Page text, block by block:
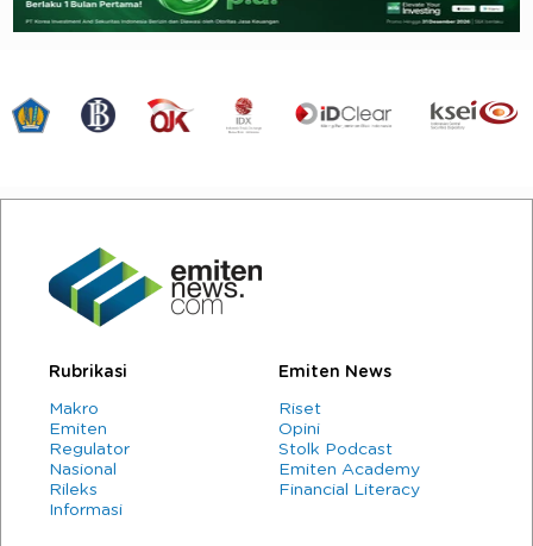
Rubrikasi
Makro
Emiten
Regulator
Nasional
Rileks
Informasi
Emiten News
Riset
Opini
Stolk Podcast
Emiten Academy
Financial Literacy